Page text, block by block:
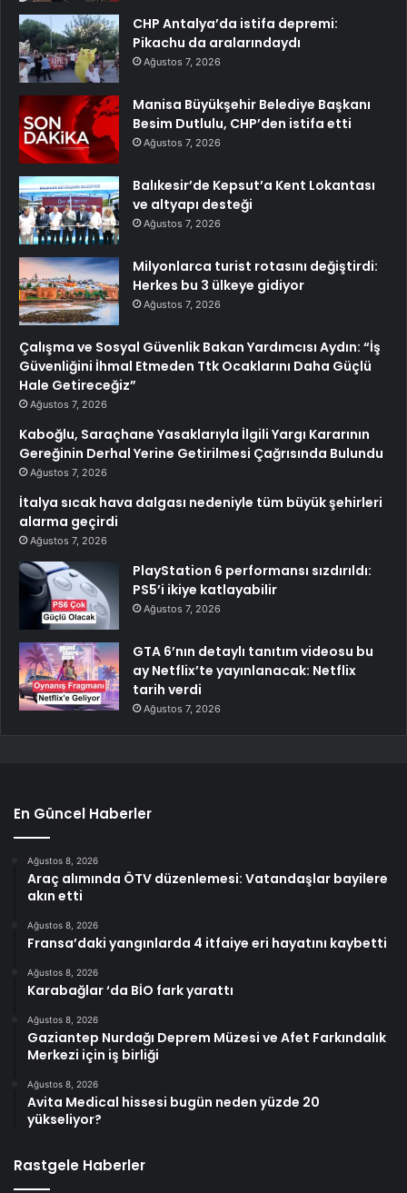
CHP Antalya’da istifa depremi:
Pikachu da aralarındaydı
Ağustos 7, 2026
Manisa Büyükşehir Belediye Başkanı
Besim Dutlulu, CHP’den istifa etti
Ağustos 7, 2026
Balıkesir’de Kepsut’a Kent Lokantası
ve altyapı desteği
Ağustos 7, 2026
Milyonlarca turist rotasını değiştirdi:
Herkes bu 3 ülkeye gidiyor
Ağustos 7, 2026
Çalışma ve Sosyal Güvenlik Bakan Yardımcısı Aydın: “İş
Güvenliğini İhmal Etmeden Ttk Ocaklarını Daha Güçlü
Hale Getireceğiz”
Ağustos 7, 2026
Kaboğlu, Saraçhane Yasaklarıyla İlgili Yargı Kararının
Gereğinin Derhal Yerine Getirilmesi Çağrısında Bulundu
Ağustos 7, 2026
İtalya sıcak hava dalgası nedeniyle tüm büyük şehirleri
alarma geçirdi
Ağustos 7, 2026
PlayStation 6 performansı sızdırıldı:
PS5’i ikiye katlayabilir
Ağustos 7, 2026
GTA 6’nın detaylı tanıtım videosu bu
ay Netflix’te yayınlanacak: Netflix
tarih verdi
Ağustos 7, 2026
En Güncel Haberler
Ağustos 8, 2026
Araç alımında ÖTV düzenlemesi: Vatandaşlar bayilere
akın etti
Ağustos 8, 2026
Fransa’daki yangınlarda 4 itfaiye eri hayatını kaybetti
Ağustos 8, 2026
Karabağlar ‘da BİO fark yarattı
Ağustos 8, 2026
Gaziantep Nurdağı Deprem Müzesi ve Afet Farkındalık
Merkezi için iş birliği
Ağustos 8, 2026
Avita Medical hissesi bugün neden yüzde 20
yükseliyor?
Rastgele Haberler